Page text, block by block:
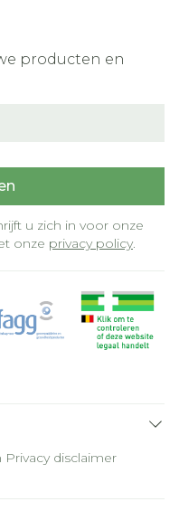
producten en
u zich in voor onze
onze privacy policy.
Privacy disclaimer